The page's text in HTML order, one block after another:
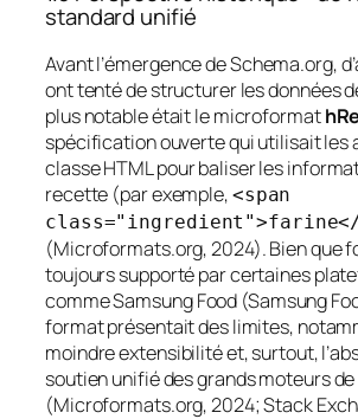
standard unifié
Avant l’émergence de Schema.org,
ont tenté de structurer les données
plus notable était le microformat
spécification ouverte qui utilisait les
classe HTML pour baliser les
recette (par exemple, <span
class="ingredient">farine</
(Microformats.org, 2024). Bien que
toujours supporté par certaines
comme Samsung Food (Samsung
format présentait des limites,
moindre extensibilité et, surtout,
soutien unifié des grands moteurs
(Microformats.org, 2024; Stack